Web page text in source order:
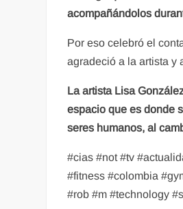
acompañándolos
Por eso celebró el
agradeció a la artista y
La artista Lisa
espacio que es donde
seres humanos, al
#cias #not #tv
#fitness #colombia
#rob #m #technology